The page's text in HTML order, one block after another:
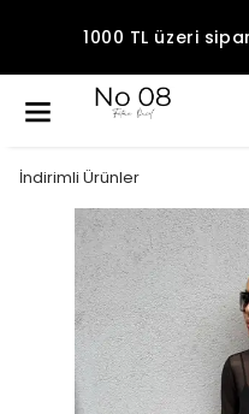
1000 TL üzeri
İndirimli Ürünler